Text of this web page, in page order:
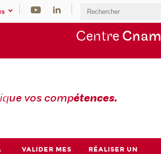
Centre Cnam
ue vos compétences.
VALIDER MES
RÉALISER UN